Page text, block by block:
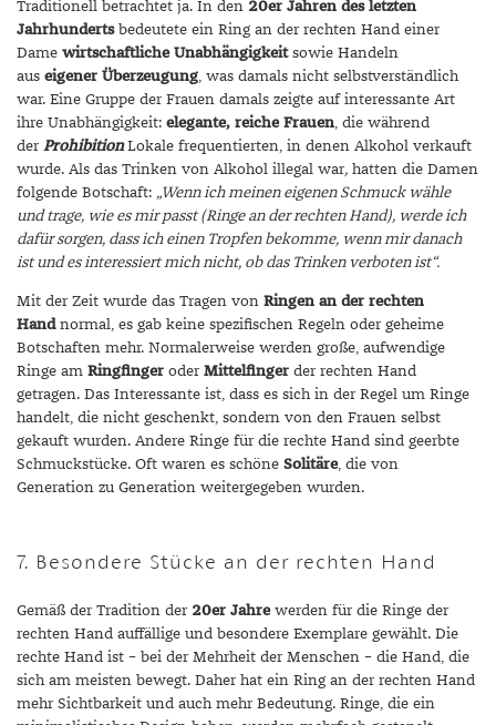
Traditionell betrachtet ja. In den 20er Jahren des letzten
Jahrhunderts bedeutete ein Ring an der rechten Hand einer
Dame wirtschaftliche Unabhängigkeitsowie Handeln
aus eigener Überzeugung, was damals nicht selbstverständlich
war. Eine Gruppe der Frauen damals zeigte auf interessante Art
ihre Unabhängigkeit: elegante, reiche Frauen, die während
der ProhibitionLokale frequentierten, in denen Alkohol verkauft
wurde. Als das Trinken von Alkohol illegal war, hatten die Damen
folgende Botschaft: „Wenn ich meinen eigenen Schmuck wähle
und trage, wie es mir passt (Ringe an der rechten Hand), werde ich
dafür sorgen, dass ich einen Tropfen bekomme, wenn mir danach
ist und es interessiert mich nicht, ob das Trinken verboten ist“.
Mit der Zeit wurde das Tragen von Ringen an der rechten
Handnormal, es gab keine spezifischen Regeln oder geheime
Botschaften mehr. Normalerweise werden große, aufwendige
Ringe am Ringfinger oder Mittelfinger der rechten Hand
getragen. Das Interessante ist, dass es sich in der Regel um Ringe
handelt, die nicht geschenkt, sondern von den Frauen selbst
gekauft wurden. Andere Ringe für die rechte Hand sind geerbte
Schmuckstücke. Oft waren es schöne Solitäre, die von
Generation zu Generation weitergegeben wurden.
7. Besondere Stücke an der rechten Hand
Gemäß der Tradition der 20er Jahrewerden für die Ringe der
rechten Hand auffällige und besondere Exemplare gewählt. Die
rechte Hand ist – bei der Mehrheit der Menschen – die Hand, die
sich am meisten bewegt. Daher hat ein Ring an der rechten Hand
mehr Sichtbarkeit und auch mehr Bedeutung. Ringe, die ein